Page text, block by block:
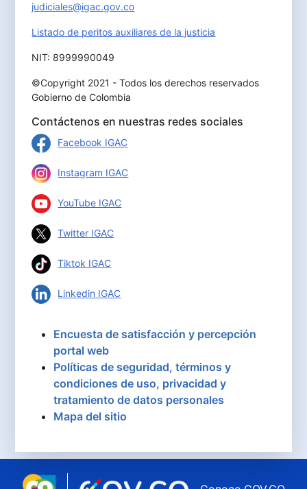
judiciales@igac.gov.co
Listado de peritos auxiliares de la justicia
NIT: 8999990049
©Copyright 2021 - Todos los derechos reservados
Gobierno de Colombia
Contáctenos en nuestras redes sociales
Facebook IGAC
Instagram IGAC
YouTube IGAC
Twitter IGAC
Tiktok IGAC
Linkedin IGAC
Encuesta de satisfacción y percepción
portal web
Políticas de seguridad, términos y
condiciones de uso, privacidad y
tratamiento de datos personales
Mapa del sitio